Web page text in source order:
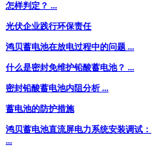
怎样判定？ ...
光伏企业践行环保责任
鸿贝蓄电池在放电过程中的问题 ...
什么是密封免维护铅酸蓄电池？ ...
密封铅酸蓄电池内阻分析 ...
蓄电池的防护措施
鸿贝蓄电池直流屏电力系统安装调试：
...